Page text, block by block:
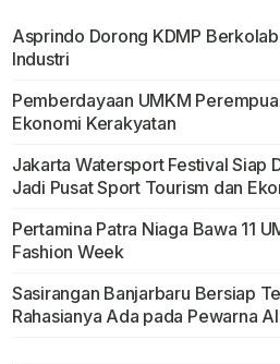
Asprindo Dorong KDMP
Industri
Pemberdayaan UMKM
Ekonomi Kerakyatan
Jakarta Watersport Festival Siap
Jadi Pusat Sport Tourism dan
Pertamina Patra Niaga Bawa 11
Fashion Week
Sasirangan Banjarbaru Bersiap
Rahasianya Ada pada Pewarna